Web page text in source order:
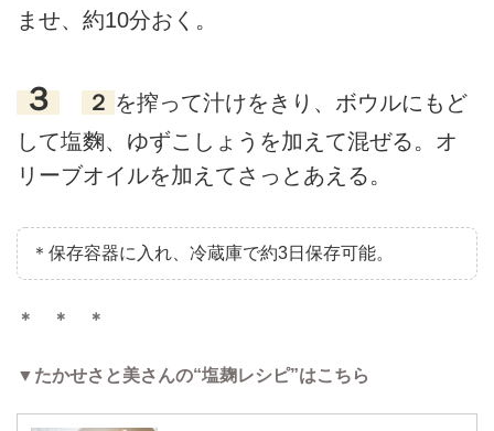
ませ、約10分おく。
３ ２ を搾って汁けをきり、ボウルにもど
して塩麴、ゆずこしょうを加えて混ぜる。オ
リーブオイルを加えてさっとあえる。
＊保存容器に入れ、冷蔵庫で約3日保存可能。
＊ ＊ ＊
▼たかせさと美さんの“塩麹レシピ”はこちら